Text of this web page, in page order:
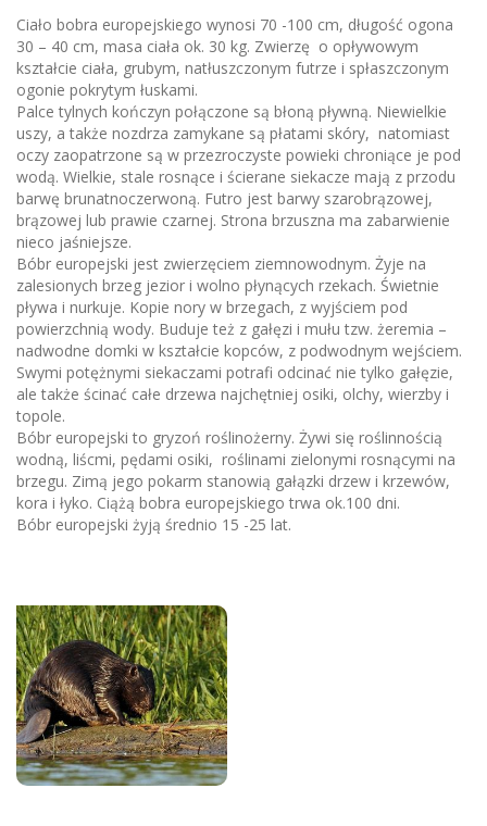
Ciało bobra europejskiego wynosi 70 -100 cm, długość ogona
30 – 40 cm, masa ciała ok. 30 kg. Zwierzę o opływowym
kształcie ciała, grubym, natłuszczonym futrze i spłaszczonym
ogonie pokrytym łuskami.
Palce tylnych kończyn połączone są błoną pływną. Niewielkie
uszy, a także nozdrza zamykane są płatami skóry, natomiast
oczy zaopatrzone są w przezroczyste powieki chroniące je pod
wodą. Wielkie, stale rosnące i ścierane siekacze mają z przodu
barwę brunatnoczerwoną. Futro jest barwy szarobrązowej,
brązowej lub prawie czarnej. Strona brzuszna ma zabarwienie
nieco jaśniejsze.
Bóbr europejski jest zwierzęciem ziemnowodnym. Żyje na
zalesionych brzeg jezior i wolno płynących rzekach. Świetnie
pływa i nurkuje. Kopie nory w brzegach, z wyjściem pod
powierzchnią wody. Buduje też z gałęzi i mułu tzw. żeremia –
nadwodne domki w kształcie kopców, z podwodnym wejściem.
Swymi potężnymi siekaczami potrafi odcinać nie tylko gałęzie,
ale także ścinać całe drzewa najchętniej osiki, olchy, wierzby i
topole.
Bóbr europejski to gryzoń roślinożerny. Żywi się roślinnością
wodną, liścmi, pędami osiki, roślinami zielonymi rosnącymi na
brzegu. Zimą jego pokarm stanowią gałązki drzew i krzewów,
kora i łyko. Ciążą bobra europejskiego trwa ok.100 dni.
Bóbr europejski żyją średnio 15 -25 lat.